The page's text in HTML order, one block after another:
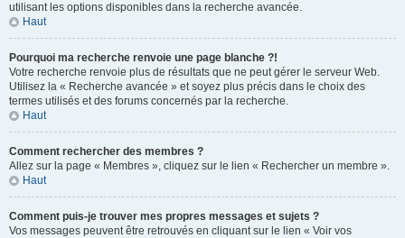
utilisant les options disponibles dans la recherche avancée.
Haut
Pourquoi ma recherche renvoie une page blanche ?!
Votre recherche renvoie plus de résultats que ne peut gérer le serveur Web.
Utilisez la « Recherche avancée » et soyez plus précis dans le choix des
termes utilisés et des forums concernés par la recherche.
Haut
Comment rechercher des membres ?
Allez sur la page « Membres », cliquez sur le lien « Rechercher un membre ».
Haut
Comment puis-je trouver mes propres messages et sujets ?
Vos messages peuvent être retrouvés en cliquant sur le lien « Voir vos